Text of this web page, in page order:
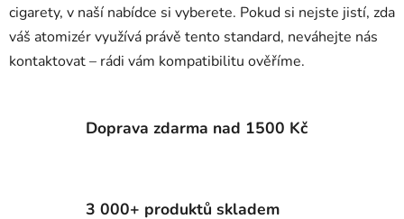
cigarety, v naší nabídce si vyberete. Pokud si nejste jistí, zda
váš atomizér využívá právě tento standard, neváhejte nás
kontaktovat – rádi vám kompatibilitu ověříme.
Doprava zdarma nad 1500 Kč
3 000+ produktů skladem